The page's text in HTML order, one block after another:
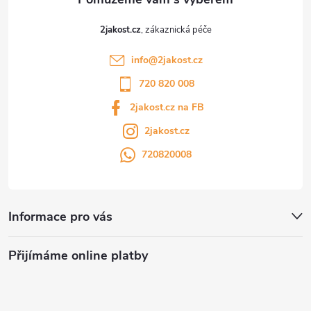
2jakost.cz
info@2jakost.cz
720 820 008
2jakost.cz na FB
2jakost.cz
720820008
Informace pro vás
Přijímáme online platby